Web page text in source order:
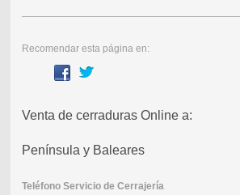
Recomendar esta página en:
Venta de cerraduras Online a:
Península y Baleares
Teléfono Servicio de Cerrajería